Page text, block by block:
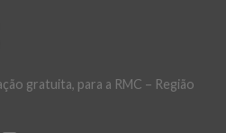
gratuita, para a RMC – Região